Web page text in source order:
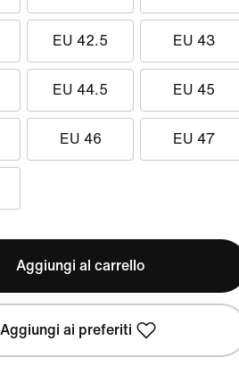
EU 42.5 EU 43
EU 44.5 EU 45
EU 46 EU 47
Aggiungi al carrello
Aggiungi ai preferiti